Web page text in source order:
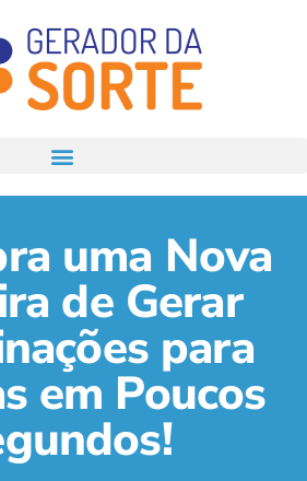
uma Nova
de Gerar
para
em Poucos